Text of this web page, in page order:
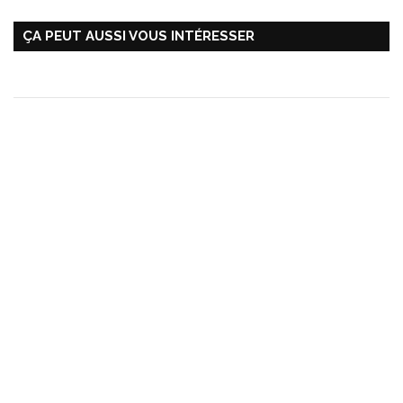
ÇA PEUT AUSSI VOUS INTÉRESSER